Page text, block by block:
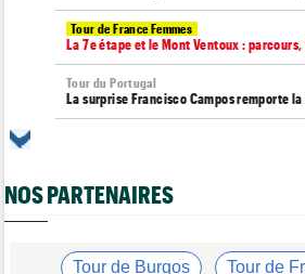
Tour de France Femmes
La 7e étape et le Mont Ventoux :
Tour du Portugal
La surprise Francisco Campos remporte la
Tour de France Femmes
Tour de France Femmes
NOS PARTENAIRES
Tour de Burgos Tour de